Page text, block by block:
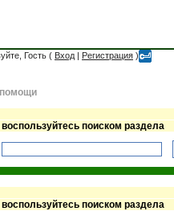
Гость ( Вход | Регистрация )
поиском раздела
поиском раздела